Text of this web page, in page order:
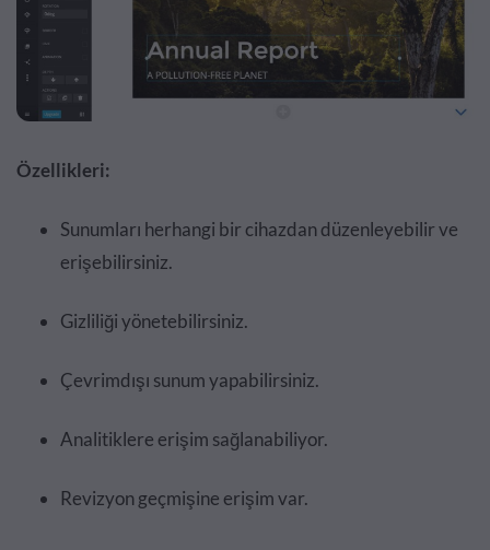
Özellikleri:
Sunumları herhangi bir cihazdan düzenleyebilir ve
erişebilirsiniz.
Gizliliği yönetebilirsiniz.
Çevrimdışı sunum yapabilirsiniz.
Analitiklere erişim sağlanabiliyor.
Revizyon geçmişine erişim var.